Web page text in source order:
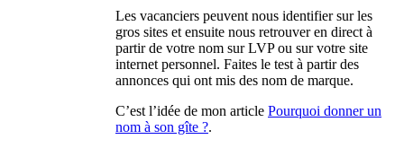
Les vacanciers peuvent nous identifier sur les
gros sites et ensuite nous retrouver en direct à
partir de votre nom sur LVP ou sur votre site
internet personnel. Faites le test à partir des
annonces qui ont mis des nom de marque.
C’est l’idée de mon article Pourquoi donner un
nom à son gîte ?.